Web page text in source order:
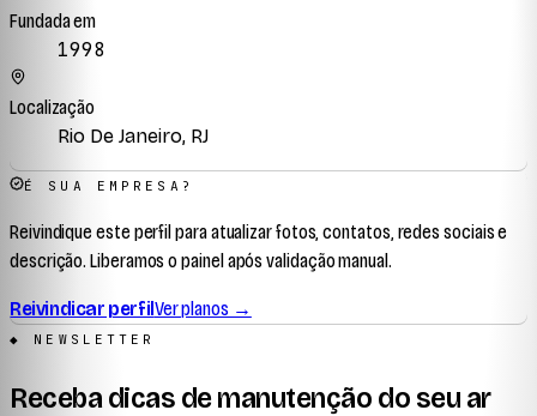
Fundada em
1998
Localização
Rio De Janeiro, RJ
É SUA EMPRESA?
Reivindique este perfil para atualizar fotos, contatos, redes sociais e
descrição. Liberamos o painel após validação manual.
Reivindicar perfilVer planos →
◆ NEWSLETTER
Receba dicas de manutenção do seu ar